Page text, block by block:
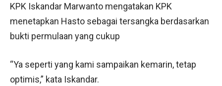
KPK Iskandar Marwanto mengatakan KPK
menetapkan Hasto sebagai tersangka berdasarkan
bukti permulaan yang cukup
“Ya seperti yang kami sampaikan kemarin, tetap
optimis,” kata Iskandar.